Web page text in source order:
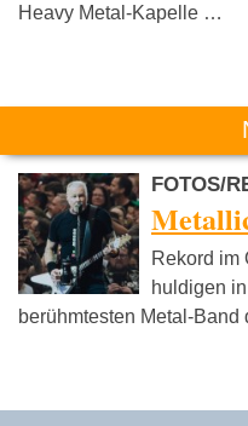
Heavy Metal-Kapelle …
FOTOS/
Rekord im
huldigen
berühmtesten Metal-Band